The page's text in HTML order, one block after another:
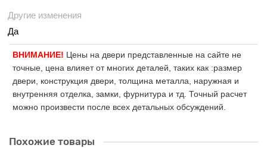
Другие изменения
Да
ВНИМАНИЕ! Цены на двери представленные на сайте не
точные, цена влияет от многих деталей, таких как :размер
двери, конструкция двери, толщина металла, наружная и
внутренняя отделка, замки, фурнитура и тд. Точный расчет
можно произвести после всех детальных обсуждений.
Похожие товары